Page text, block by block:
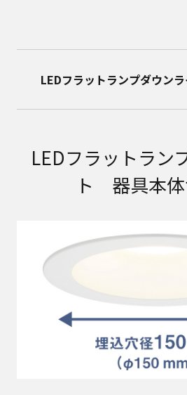
LEDフラットランプダウン
LEDフラットラン
ト 器具本